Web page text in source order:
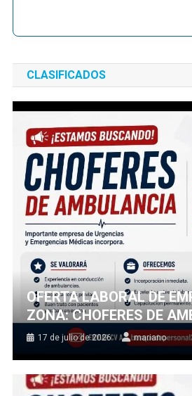
CLASIFICADOS
OFERTA LABORAL DE
ZONA: CHOFERES DE
17 de julio de 2026 mariano